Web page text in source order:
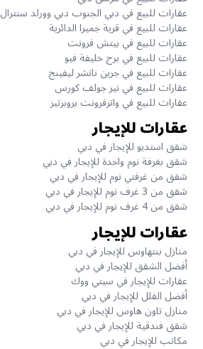
عقارات للبيع في دبي الجنوب دبي وورلد سنترال
عقارات للبيع في قرية جميرا الدائرية
عقارات للبيع في بيتش فرونت
عقارات للبيع في برج خليفة فيو
عقارات للبيع في جرين ناتشر ليفينج
عقارات للبيع في نير جولف كورس
عقارات للبيع في واترفرونت بروبرتيز
عقارات للإيجار
شقق استديو للإيجار في دبي
شقق بغرفة نوم واحدة للإيجار في دبي
شقق من غرفتي نوم للإيجار في دبي
شقق من 3 غرف نوم للإيجار في دبي
شقق من 4 غرف نوم للإيجار في دبي
عقارات للإيجار
منازل بنتهاوس للإيجار في دبي
أفضل الشقق للإيجار في دبي
عقارات للإيجار في سيتي ووك
أفضل الفلل للإيجار في دبي
منازل تاون هاوس للإيجار في دبي
شقق فندقية للإيجار في دبي
مكاتب للإيجار في دبي